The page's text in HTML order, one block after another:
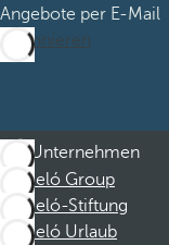
Angebote per E-Mail
Abonnieren
Unternehmen
Barceló Group
Barceló-Stiftung
Barceló Urlaub